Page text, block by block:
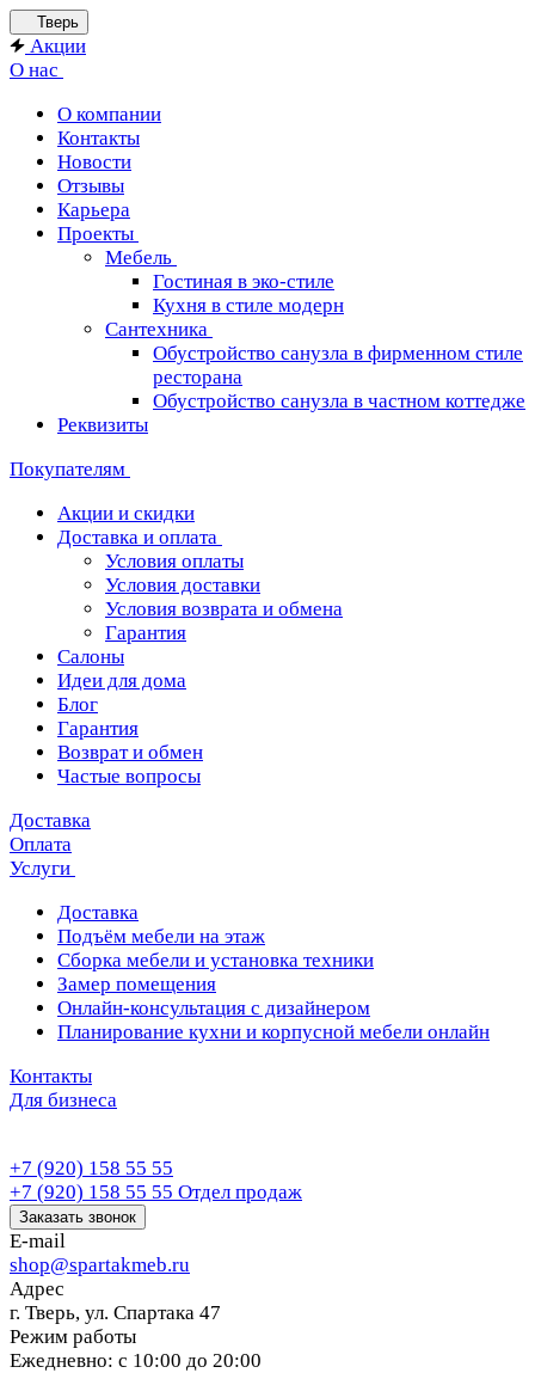
Тверь
Акции
О нас
О компании
Контакты
Новости
Отзывы
Карьера
Проекты
Мебель
Гостиная в эко-стиле
Кухня в стиле модерн
Сантехника
Обустройство санузла в фирменном стиле
ресторана
Обустройство санузла в частном коттедже
Реквизиты
Покупателям
Акции и скидки
Доставка и оплата
Условия оплаты
Условия доставки
Условия возврата и обмена
Гарантия
Салоны
Идеи для дома
Блог
Гарантия
Возврат и обмен
Частые вопросы
Доставка
Оплата
Услуги
Доставка
Подъём мебели на этаж
Сборка мебели и установка техники
Замер помещения
Онлайн-консультация с дизайнером
Планирование кухни и корпусной мебели онлайн
Контакты
Для бизнеса
+7 (920) 158 55 55
+7 (920) 158 55 55 Отдел продаж
Заказать звонок
E-mail
shop@spartakmeb.ru
Адрес
г. Тверь, ул. Спартака 47
Режим работы
Ежедневно: с 10:00 до 20:00